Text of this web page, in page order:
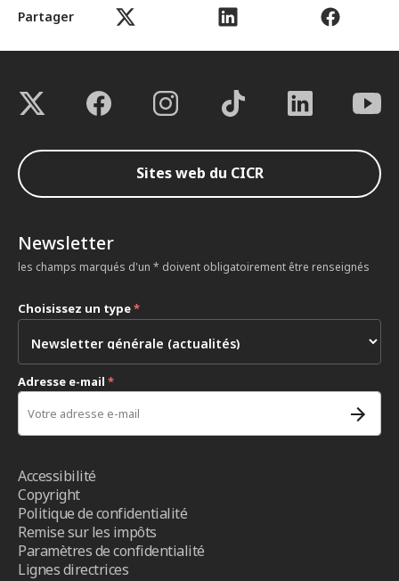
Partager
Sites web du CICR
Newsletter
les champs marqués d'un * doivent obligatoirement être renseignés
Choisissez un type*
Adresse e-mail *
Accessibilité
Copyright
Politique de confidentialité
Remise sur les impôts
Paramètres de confidentialité
Lignes directrices